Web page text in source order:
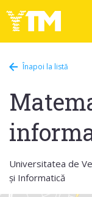
Înapoi la listă
Universitatea de
și Informatică